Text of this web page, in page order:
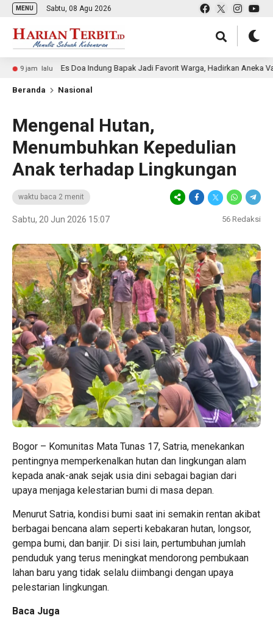
MENU Sabtu, 08 Agu 2026
Es Doa Indung Bapak Jadi Favorit Warga, Hadirkan Aneka Varian Es
Beranda Nasional
Mengenal Hutan,
Menumbuhkan Kepedulian
Anak terhadap Lingkungan
waktu baca 2 menit
Sabtu, 20 Jun 2026 15:07 56 Redaksi
Bogor – Komunitas Mata Tunas 17, Satria, menekankan
pentingnya memperkenalkan hutan dan lingkungan alam
kepada anak-anak sejak usia dini sebagai bagian dari
upaya menjaga kelestarian bumi di masa depan.
Menurut Satria, kondisi bumi saat ini semakin rentan akibat
berbagai bencana alam seperti kebakaran hutan, longsor,
gempa bumi, dan banjir. Di sisi lain, pertumbuhan jumlah
penduduk yang terus meningkat mendorong pembukaan
lahan baru yang tidak selalu diimbangi dengan upaya
pelestarian lingkungan.
Baca Juga